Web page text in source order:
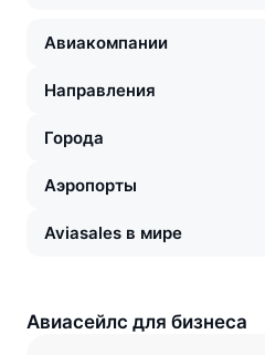
Авиакомпании
Направления
Города
Аэропорты
Aviasales в мире
Авиасейлс для бизнеса